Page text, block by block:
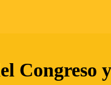
Congreso